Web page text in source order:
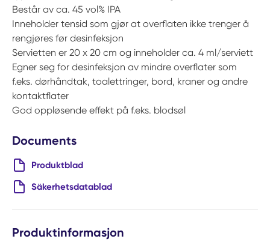
Består av ca. 45 vol% IPA
Inneholder tensid som gjør at overflaten ikke trenger å
rengjøres før desinfeksjon
Servietten er 20 x 20 cm og inneholder ca. 4 ml/serviett
Egner seg for desinfeksjon av mindre overflater som
f.eks. dørhåndtak, toalettringer, bord, kraner og andre
kontaktflater
God oppløsende effekt på f.eks. blodsøl
Documents
Produktblad
Säkerhetsdatablad
Produktinformasjon